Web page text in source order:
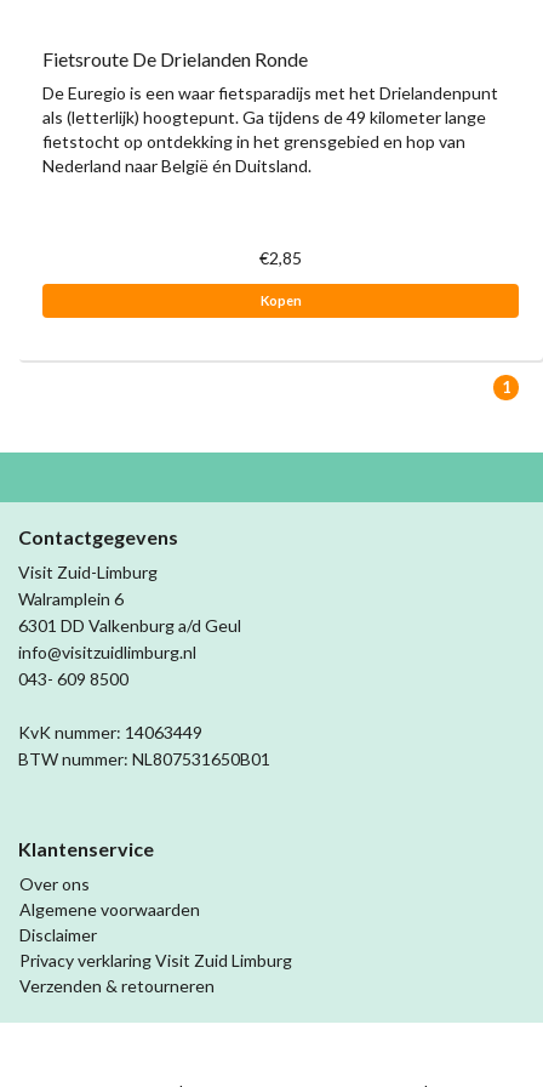
Fietsroute De Drielanden Ronde
De Euregio is een waar fietsparadijs met het Drielandenpunt
als (letterlijk) hoogtepunt. Ga tijdens de 49 kilometer lange
fietstocht op ontdekking in het grensgebied en hop van
Nederland naar België én Duitsland.
€2,85
Kopen
1
Contactgegevens
Visit Zuid-Limburg
Walramplein 6
6301 DD Valkenburg a/d Geul
info@visitzuidlimburg.nl
043- 609 8500
KvK nummer: 14063449
BTW nummer: NL807531650B01
Klantenservice
Over ons
Algemene voorwaarden
Disclaimer
Privacy verklaring Visit Zuid Limburg
Verzenden & retourneren